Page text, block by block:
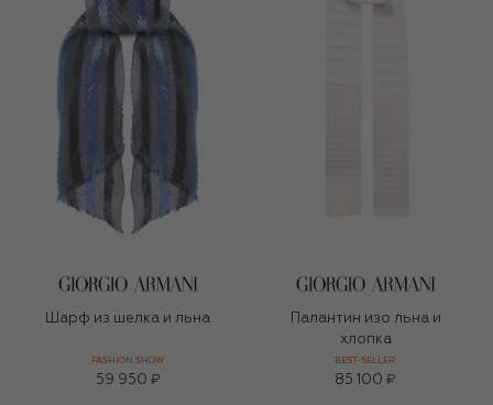
Шарф из шелка и льна
FASHION SHOW
59 950 ₽
Палантин изо льна и
хлопка
BEST-SELLER
85 100 ₽